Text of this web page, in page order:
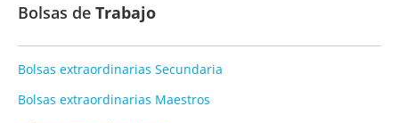
Bolsas de Trabajo
Bolsas extraordinarias Secundaria
Bolsas extraordinarias Maestros